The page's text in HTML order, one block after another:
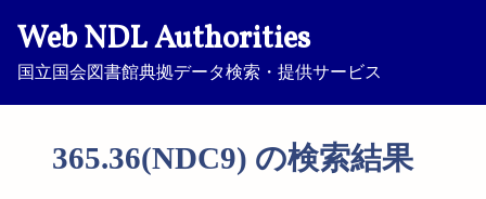
Web NDL Authorities
国立国会図書館典拠データ検索・提供サービス
365.36(NDC9) の検索結果